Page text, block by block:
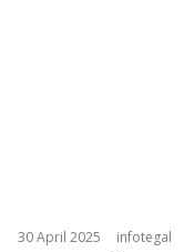
30 April 2025 infotegal